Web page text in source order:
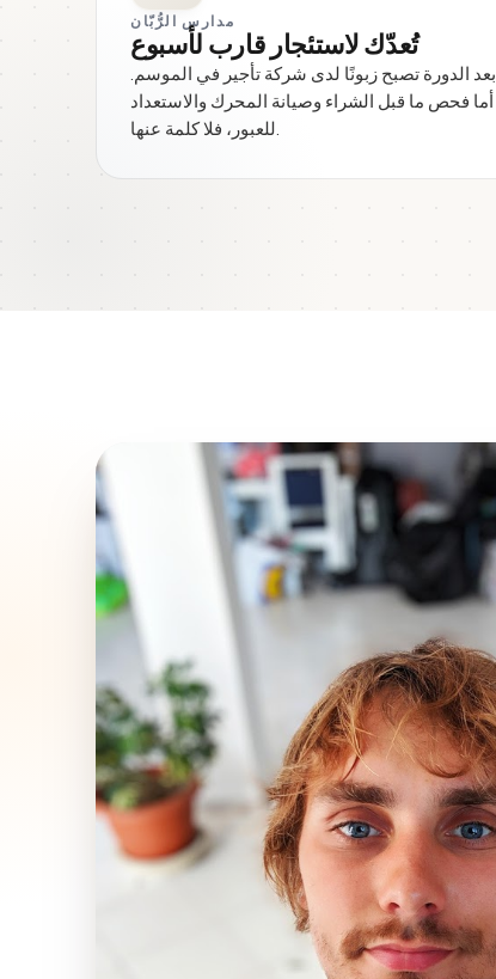
مدارس الرُّبّان
تُعدّك لاستئجار قارب لأسبوع
بعد الدورة تصبح زبونًا لدى شركة تأجير في الموسم.
أما فحص ما قبل الشراء وصيانة المحرك والاستعداد
للعبور، فلا كلمة عنها.